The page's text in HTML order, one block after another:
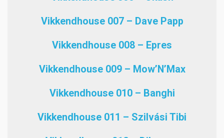
Vikkendhouse 007 – Dave Papp
Vikkendhouse 008 – Epres
Vikkendhouse 009 – Mow’N’Max
Vikkendhouse 010 – Banghi
Vikkendhouse 011 – Szilvási Tibi